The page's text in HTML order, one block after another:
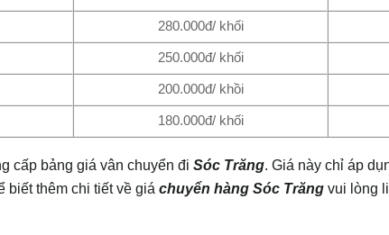
280.000đ/ khối
250.000đ/ khối
200.000đ/ khồi
180.000đ/ khối
cấp bảng giá vân chuyển đi Sóc Trăng . Giá này chỉ áp
biết thêm chi tiết về giá chuyển hàng Sóc Trăng vui lòng